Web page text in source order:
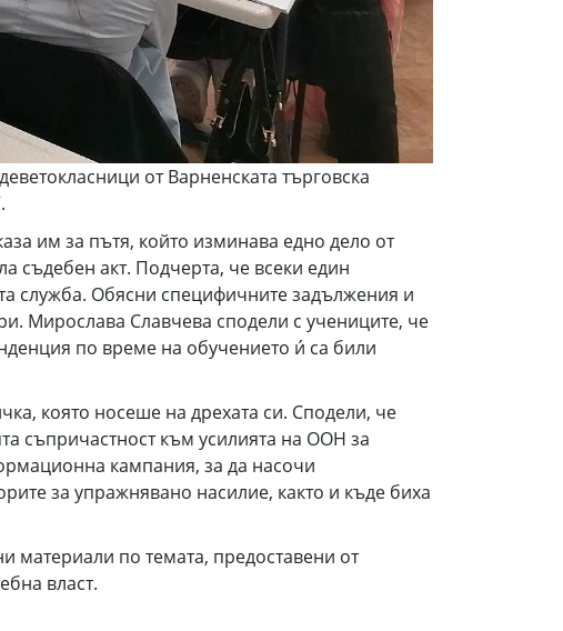
от Варненската търговска
им за пътя, който изминава едно дело от
съдебен акт. Подчерта, че всеки един
служба. Обясни специфичните задължения и
Мирослава Славчева сподели с учениците, че
по време на обучението и́ са били
която носеше на дрехата си. Сподели, че
съпричастност към усилията на ООН за
кампания, за да насочи
за упражнявано насилие, както и къде биха
материали по темата, предоставени от
власт.